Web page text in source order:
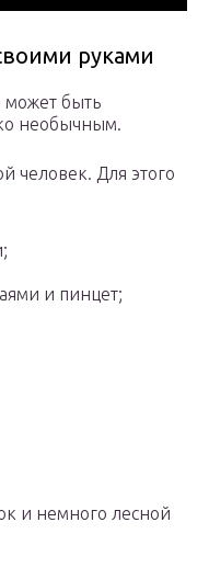
руками
может быть
необычным.
человек. Для этого
и пинцет;
и немного лесной